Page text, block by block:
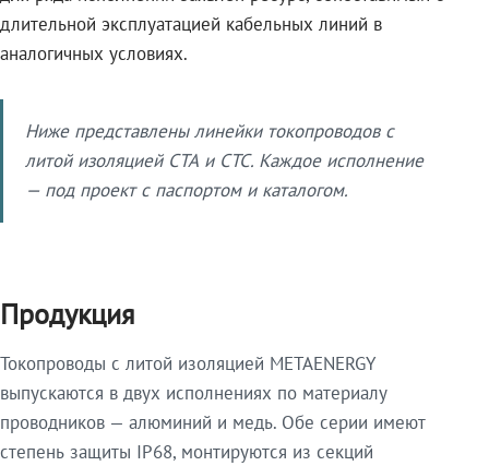
длительной эксплуатацией кабельных линий в
аналогичных условиях.
Ниже представлены линейки токопроводов с
литой изоляцией СТА и СТС. Каждое исполнение
— под проект с паспортом и каталогом.
Продукция
Токопроводы с литой изоляцией METAENERGY
выпускаются в двух исполнениях по материалу
проводников — алюминий и медь. Обе серии имеют
степень защиты IP68, монтируются из секций